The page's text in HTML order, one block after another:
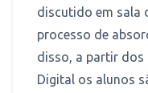
discutido em sala
processo de
disso, a partir dos
Digital os alunos